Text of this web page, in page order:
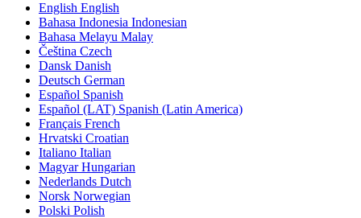
English English
Bahasa Indonesia Indonesian
Bahasa Melayu Malay
Čeština Czech
Dansk Danish
Deutsch German
Español Spanish
Español (LAT) Spanish (Latin America)
Français French
Hrvatski Croatian
Italiano Italian
Magyar Hungarian
Nederlands Dutch
Norsk Norwegian
Polski Polish